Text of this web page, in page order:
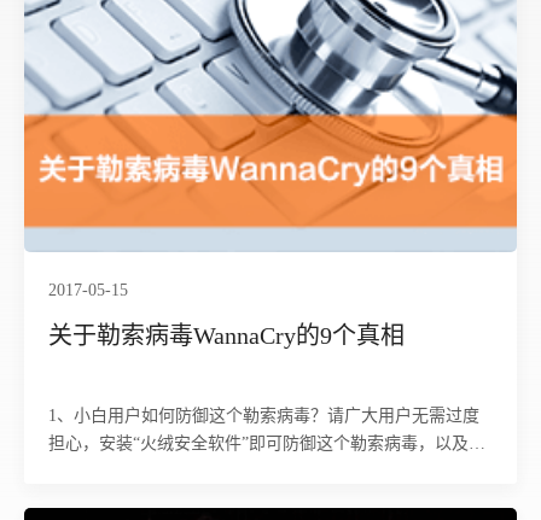
2017-05-15
关于勒索病毒WannaCry的9个真相
1、小白用户如何防御这个勒索病毒？请广大用户无需过度
担心，安装“火绒安全软件”即可防御这个勒索病毒，以及新